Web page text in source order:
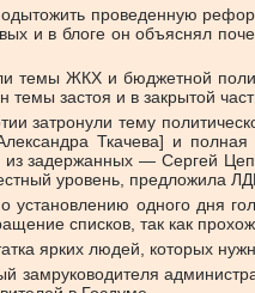
проведенную
и в блоге он объяснял
темы ЖКХ и бюджетной
застоя и в закрытой
затронули тему
Ткачева] и
задержанных — Сергей
уровень, предложила
установлению одного дня
списков, так как
ярких людей, которых
замруководителя